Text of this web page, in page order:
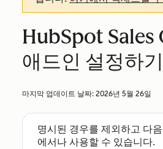
HubSpot Sales
애드인 설정하기
마지막 업데이트 날짜: 2026년 5월 26일
명시된 경우를 제외하고 다음
에서나 사용할 수 있습니다.